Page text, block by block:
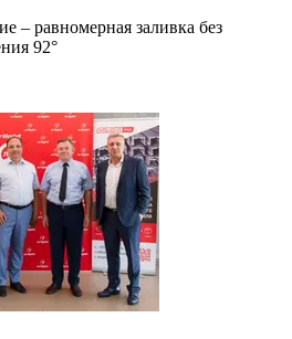
– равномерная заливка без
92°